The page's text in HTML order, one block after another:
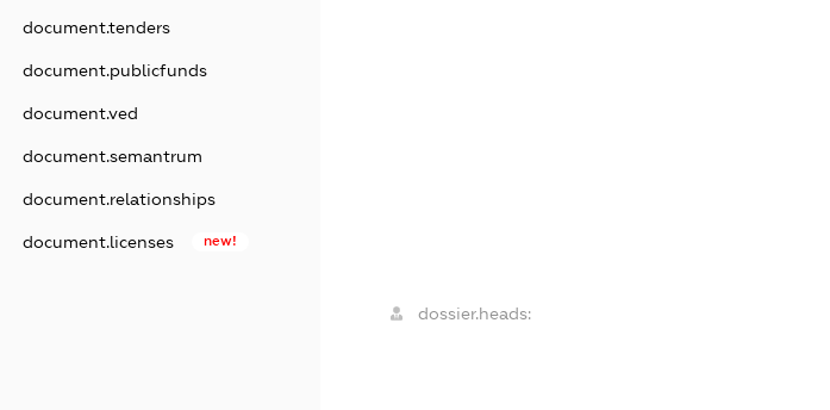
document.tenders
document.publicfunds
document.ved
document.semantrum
document.relationships
document.licenses new!
dossier.heads: